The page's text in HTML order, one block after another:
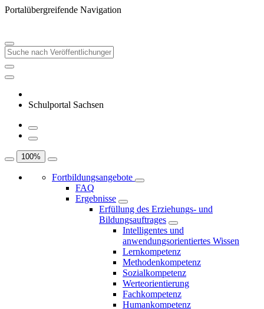
Portalübergreifende Navigation
Schulportal Sachsen
100%
Fortbildungsangebote
FAQ
Ergebnisse
Erfüllung des Erziehungs- und
Bildungsauftrages
Intelligentes und
anwendungsorientiertes Wissen
Lernkompetenz
Methodenkompetenz
Sozialkompetenz
Werteorientierung
Fachkompetenz
Humankompetenz